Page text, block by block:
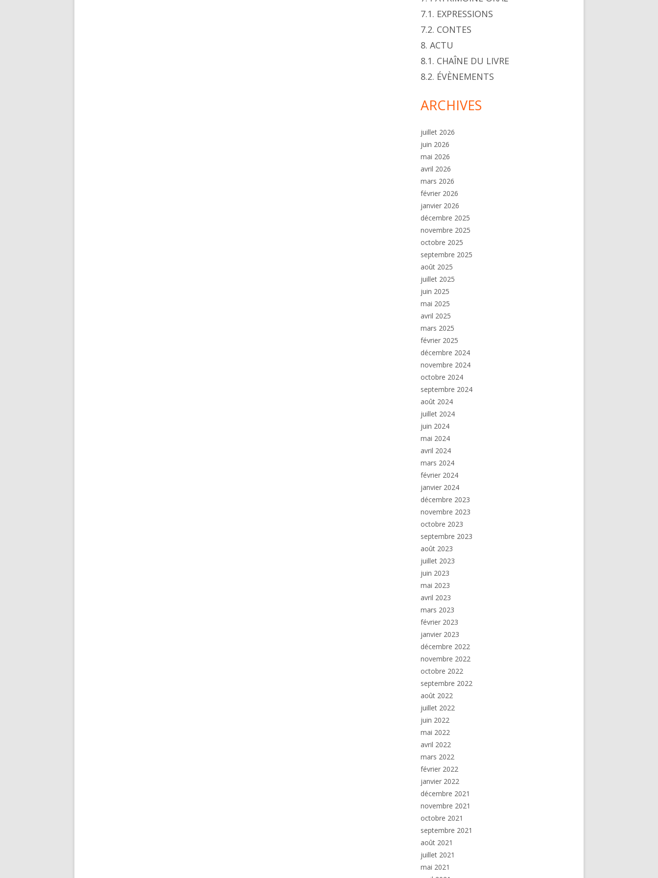
7.1. EXPRESSIONS
7.2. CONTES
8. ACTU
8.1. CHAÎNE DU LIVRE
8.2. ÉVÈNEMENTS
ARCHIVES
juillet 2026
juin 2026
mai 2026
avril 2026
mars 2026
février 2026
janvier 2026
décembre 2025
novembre 2025
octobre 2025
septembre 2025
août 2025
juillet 2025
juin 2025
mai 2025
avril 2025
mars 2025
février 2025
décembre 2024
novembre 2024
octobre 2024
septembre 2024
août 2024
juillet 2024
juin 2024
mai 2024
avril 2024
mars 2024
février 2024
janvier 2024
décembre 2023
novembre 2023
octobre 2023
septembre 2023
août 2023
juillet 2023
juin 2023
mai 2023
avril 2023
mars 2023
février 2023
janvier 2023
décembre 2022
novembre 2022
octobre 2022
septembre 2022
août 2022
juillet 2022
juin 2022
mai 2022
avril 2022
mars 2022
février 2022
janvier 2022
décembre 2021
novembre 2021
octobre 2021
septembre 2021
août 2021
juillet 2021
mai 2021